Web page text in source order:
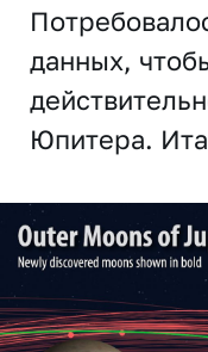
данных,
Юпитера.